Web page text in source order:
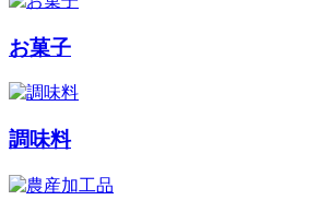
お菓子
調味料